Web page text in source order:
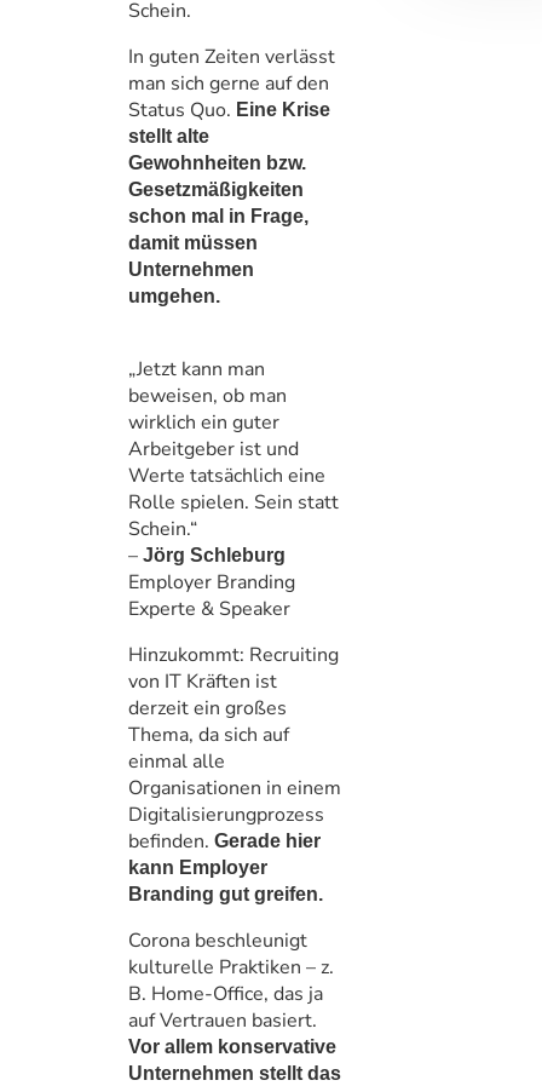
Schein.
In guten Zeiten verlässt
man sich gerne auf den
Status Quo. Eine Krise
stellt alte
Gewohnheiten bzw.
Gesetzmäßigkeiten
schon mal in Frage,
damit müssen
Unternehmen
umgehen.
„Jetzt kann man
beweisen, ob man
wirklich ein guter
Arbeitgeber ist und
Werte tatsächlich eine
Rolle spielen. Sein statt
Schein.“
– Jörg Schleburg
Employer Branding
Experte & Speaker
Hinzukommt: Recruiting
von IT Kräften ist
derzeit ein großes
Thema, da sich auf
einmal alle
Organisationen in einem
Digitalisierungprozess
befinden. Gerade hier
kann Employer
Branding gut greifen.
Corona beschleunigt
kulturelle Praktiken – z.
B. Home-Office, das ja
auf Vertrauen basiert.
Vor allem konservative
Unternehmen stellt das